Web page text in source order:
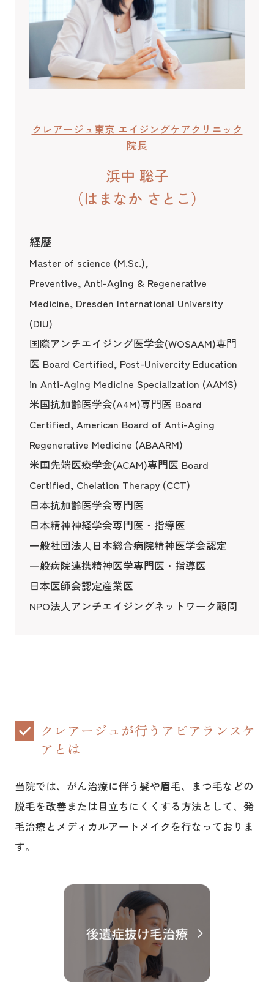
クレアージュ東京 エイジングケアクリニック
院長
浜中 聡子
（はまなか さとこ）
経歴
Master of science (M.Sc.),
Preventive, Anti-Aging & Regenerative
Medicine, Dresden International University
(DIU)
国際アンチエイジング医学会(WOSAAM)専門
医 Board Certified, Post-Univercity Education
in Anti-Aging Medicine Specialization (AAMS)
米国抗加齢医学会(A4M)専門医 Board
Certified, American Board of Anti-Aging
Regenerative Medicine (ABAARM)
米国先端医療学会(ACAM)専門医 Board
Certified, Chelation Therapy (CCT)
日本抗加齢医学会専門医
日本精神神経学会専門医・指導医
一般社団法人日本総合病院精神医学会認定
一般病院連携精神医学専門医・指導医
日本医師会認定産業医
NPO法人アンチエイジングネットワーク顧問
クレアージュが行うアピアランスケ
アとは
当院では、がん治療に伴う髪や眉毛、まつ毛などの
脱毛を改善または目立ちにくくする方法として、発
毛治療とメディカルアートメイクを行なっておりま
す。